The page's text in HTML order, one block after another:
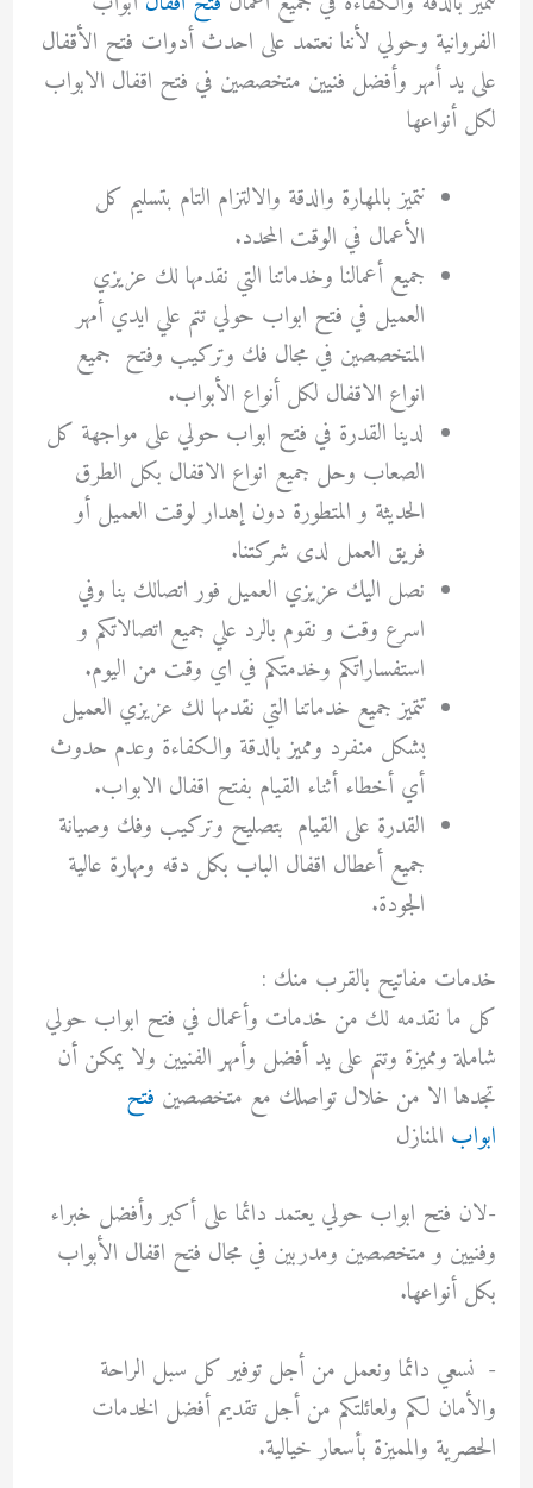
الفروانية وحولي لأننا نعتمد على احدث أدوات فتح الأقفال
على يد أمهر وأفضل فنيين متخصصين في فتح اقفال الابواب
لكل أنواعها
نتميز بالمهارة والدقة والالتزام التام بتسليم كل
الأعمال في الوقت المحدد.
جميع أعمالنا وخدماتنا التي نقدمها لك عزيزي
العميل في فتح ابواب حولي تتم علي ايدي أمهر
المتخصصين في مجال فك وتركيب وفتح جميع
انواع الاقفال لكل أنواع الأبواب.
لدينا القدرة في فتح ابواب حولي على مواجهة كل
الصعاب وحل جميع انواع الاقفال بكل الطرق
الحديثة و المتطورة دون إهدار لوقت العميل أو
فريق العمل لدى شركتنا.
نصل اليك عزيزي العميل فور اتصالك بنا وفي
اسرع وقت و نقوم بالرد علي جميع اتصالاتكم و
استفساراتكم وخدمتكم في اي وقت من اليوم.
تتميز جميع خدماتنا التي نقدمها لك عزيزي العميل
بشكل منفرد ومميز بالدقة والكفاءة وعدم حدوث
أي أخطاء أثناء القيام بفتح اقفال الابواب.
القدرة على القيام بتصليح وتركيب وفك وصيانة
جميع أعطال اقفال الباب بكل دقه ومهارة عالية
الجودة.
خدمات مفاتيح بالقرب منك :
كل ما نقدمه لك من خدمات وأعمال في فتح ابواب حولي
شاملة ومميزة وتتم على يد أفضل وأمهر الفنيين ولا يمكن أن
تجدها الا من خلال تواصلك مع متخصصين فتح
ابواب المنازل
-لان فتح ابواب حولي يعتمد دائما على أكبر وأفضل خبراء
وفنيين و متخصصين ومدربين في مجال فتح اقفال الأبواب
بكل أنواعها.
-‏ نسعي دائما ونعمل من أجل توفير كل سبل الراحة
والأمان لكم ولعائلتكم من أجل تقديم أفضل الخدمات
الحصرية والمميزة بأسعار خيالية.